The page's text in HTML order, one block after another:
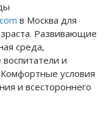
в Москва для
Развивающие
среда,
и
условия
и всестороннего